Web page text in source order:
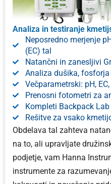
Analiza in testiranje
Neposredno merjenje
(EC) tal
Natančni in zanesljivi
Analiza dušika,
Večparametrski: pH,
Prenosni fotometri za
Kompleti Backpack
Rešitve za vsako
Obdelava tal zahteva
na to, ali upravljate
podjetje, vam Hanna
instrumente za